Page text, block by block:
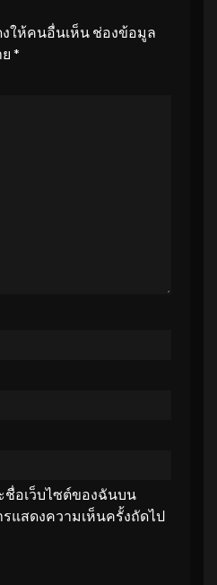
ให้คนอื่นเห็น ช่องข้อมูล
*
ชื่อเว็บไซต์ของฉันบน
รแสดงความเห็นครั้งถัดไป